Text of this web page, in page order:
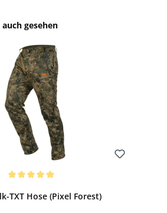
gesehen
TXT Hose (Pixel Forest)